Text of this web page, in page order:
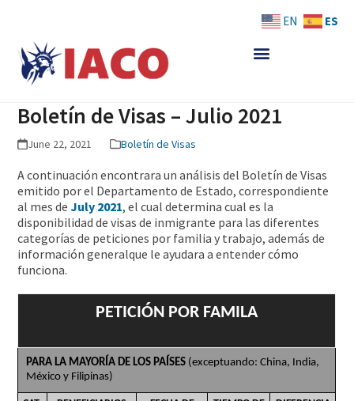
content
Boletín de Visas – Julio 2021
June 22, 2021 Boletín de Visas
A continuación encontrara un análisis del Boletín de Visas
emitido por el Departamento de Estado, correspondiente
al mes deJuly 2021, el cual determina cual es la
disponibilidad de visas de inmigrante para las diferentes
categorías de peticiones por familia y trabajo, además de
información generalque le ayudara a entender cómo
funciona.
PETICIÓN POR FAMILA
PARA LA MAYORÍA DE LOS PAÍSES (exceptuando: China, India,
México y Filipinas)
EN ES